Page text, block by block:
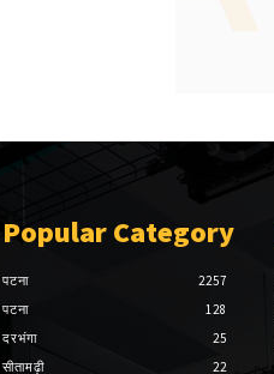
Popular Category
पटना
2257
पटना
128
दरभंगा
25
सीतामढ़ी
22